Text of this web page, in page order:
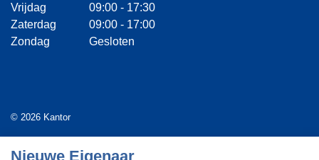
Vrijdag
09:00 - 17:30
Zaterdag
09:00 - 17:00
Zondag
Gesloten
© 2026 Kantor
Nieuwe Eigenaar